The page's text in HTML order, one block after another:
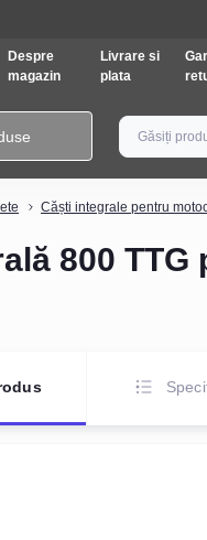
Despre
magazin
Livrare si
plata
Căști integrale pentru
800